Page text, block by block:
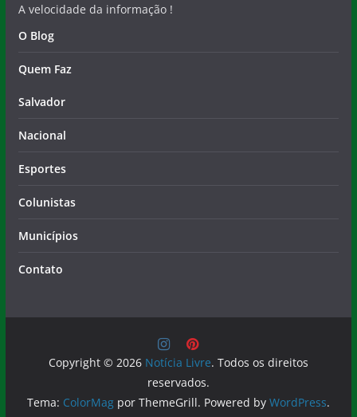
A velocidade da informação !
O Blog
Quem Faz
Salvador
Nacional
Esportes
Colunistas
Municípios
Contato
Copyright © 2026 Notícia Livre. Todos os direitos
reservados.
Tema: ColorMagpor ThemeGrill. Powered by WordPress.